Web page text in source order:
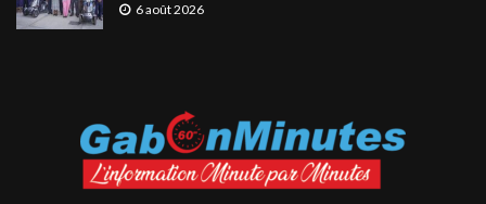
6 août 2026